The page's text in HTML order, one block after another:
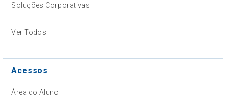
Soluções Corporativas
Ver Todos
Acessos
Área do Aluno